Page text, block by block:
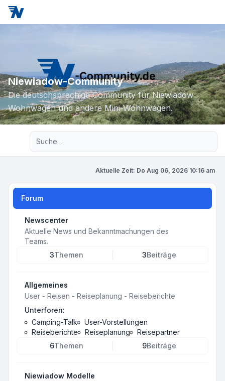
Niewiadow-Community
Die deutschsprachige Community für Niewiadow
Wohnwagen und andere Mini-Wohnwagen.
Aktuelle Zeit: Do Aug 06, 2026 10:16 am
Forum
Newscenter
Aktuelle News und Bekanntmachungen des
Teams.
3Themen 3Beiträge
Allgemeines
User - Reisen - Reiseplanung - Reiseberichte
Unterforen:
Camping-Talk
User-Vorstellungen
Reiseberichte
Reiseplanung
Reisepartner
6Themen 9Beiträge
Niewiadow Modelle